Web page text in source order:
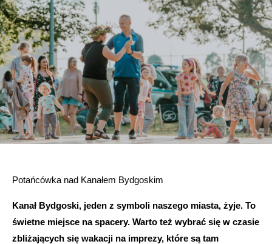
Potańcówka nad Kanałem Bydgoskim
Kanał Bydgoski, jeden z symboli naszego miasta, żyje. To
świetne miejsce na spacery. Warto też wybrać się w czasie
zbliżających się wakacji na imprezy, które są tam